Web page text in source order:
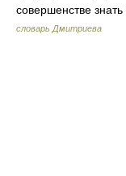
совершенстве
словарь Дмитриева